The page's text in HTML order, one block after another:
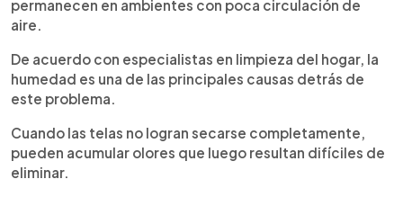
trucos caseros más populares destaca el uso de
una toallita perfumada con suavizante durante el
secado o la aplicación de un spray elaborado con
agua, perfumador textil y alcohol. Además,
mantener limpia la lavadora es fundamental para
prevenir malos olores y conservar la ropa con
aroma fresco por más tiempo.
permanecen en ambientes con poca circulación de
aire.
De acuerdo con especialistas en limpieza del hogar, la
humedad es una de las principales causas detrás de
este problema.
Cuando las telas no logran secarse completamente,
pueden acumular olores que luego resultan difíciles de
eliminar.